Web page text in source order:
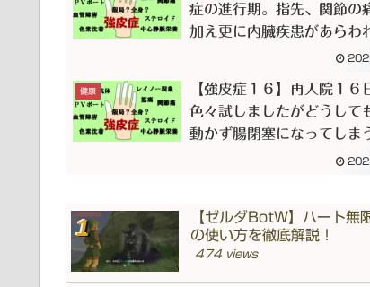
症の進行期。指先、関節の
加え更に内臓疾患があらわ
た。体重は一気に2３キロ
健康
【強皮症１６】再入院１６
色々試しましたがどうして
動かず腸閉塞になってしま
中心静脈カテーテルを内頸
入れる手術をしました。今
す。
【ゼルダBotW】ハート無
の使い方を徹底解説！
474 views